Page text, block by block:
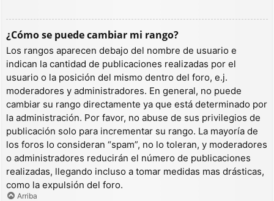
¿Cómo se puede cambiar mi rango?
Los rangos aparecen debajo del nombre de usuario e
indican la cantidad de publicaciones realizadas por el
usuario o la posición del mismo dentro del foro, e.j.
moderadores y administradores. En general, no puede
cambiar su rango directamente ya que está determinado por
la administración. Por favor, no abuse de sus privilegios de
publicación solo para incrementar su rango. La mayoría de
los foros lo consideran “spam”, no lo toleran, y moderadores
o administradores reducirán el número de publicaciones
realizadas, llegando incluso a tomar medidas mas drásticas,
como la expulsión del foro.
Arriba